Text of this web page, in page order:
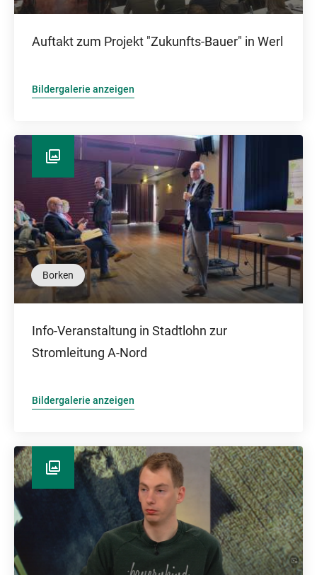
Auftakt zum Projekt "Zukunfts-Bauer" in Werl
Bildergalerie anzeigen
Borken
Info-Veranstaltung in Stadtlohn zur
Stromleitung A-Nord
Bildergalerie anzeigen